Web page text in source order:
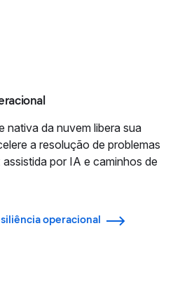
nativa da nuvem libera sua
a resolução de problemas
por IA e caminhos de
operacional